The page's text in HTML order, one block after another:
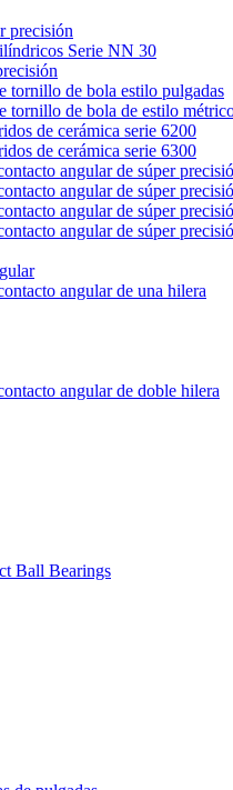
precisión
Serie NN 30
tornillo de bola estilo pulgadas
tornillo de bola de estilo
de cerámica serie 6200
de cerámica serie 6300
angular de súper
angular de súper
angular de súper
angular de súper
angular de una hilera
angular de doble hilera
Ball Bearings